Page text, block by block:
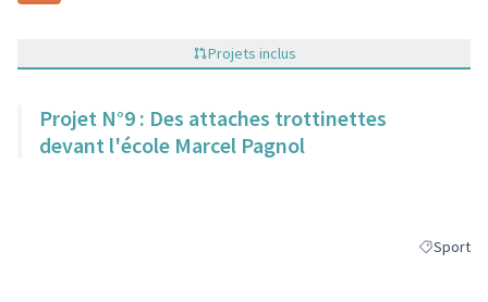
Projets inclus
Projet N°9 : Des attaches trottinettes
devant l'école Marcel Pagnol
Filtrer les
Sport